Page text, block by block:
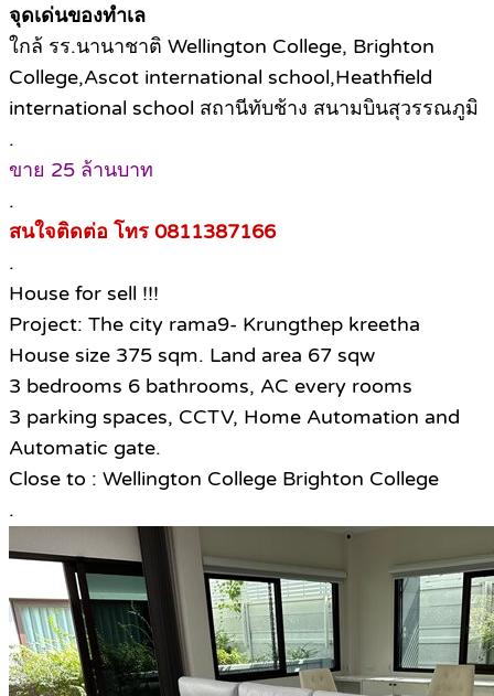
จุดเด่นของทำเล
ใกล้ รร.นานาชาติ Wellington College, Brighton
College,Ascot international school,Heathfield
international school สถานีทับช้าง สนามบินสุวรรณภูมิ
.
ขาย 25 ล้านบาท
.
สนใจติดต่อ โทร 0811387166
.
House for sell !!!
Project: The city rama9- Krungthep kreetha
House size 375 sqm. Land area 67 sqw
3 bedrooms 6 bathrooms, AC every rooms
3 parking spaces, CCTV, Home Automation and
Automatic gate.
Close to : Wellington College Brighton College
.